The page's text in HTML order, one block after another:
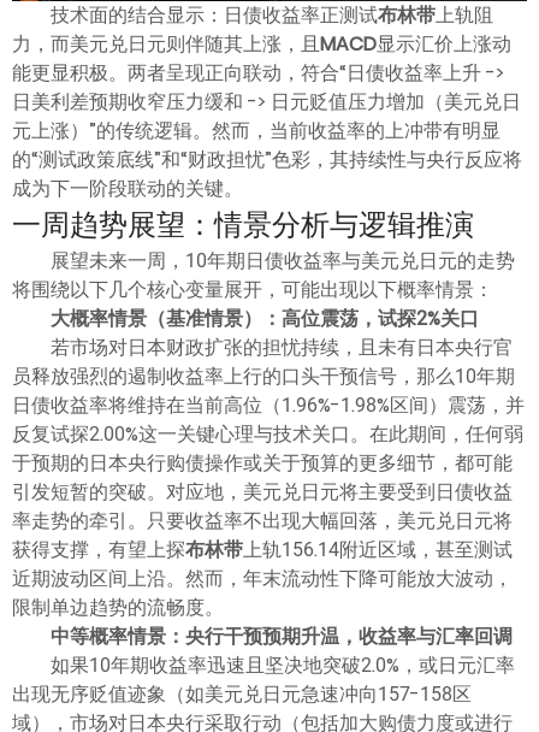
技术面的结合显示：日债收益率正测试布林带上轨阻
力，而美元兑日元则伴随其上涨，且MACD显示汇价上涨动
能更显积极。两者呈现正向联动，符合“日债收益率上升 ->
日美利差预期收窄压力缓和 -> 日元贬值压力增加（美元兑日
元上涨）”的传统逻辑。然而，当前收益率的上冲带有明显
的“测试政策底线”和“财政担忧”色彩，其持续性与央行反应将
成为下一阶段联动的关键。
一周趋势展望：情景分析与逻辑推演
展望未来一周，10年期日债收益率与美元兑日元的走势
将围绕以下几个核心变量展开，可能出现以下概率情景：
大概率情景（基准情景）：高位震荡，试探2%关口
若市场对日本财政扩张的担忧持续，且未有日本央行官
员释放强烈的遏制收益率上行的口头干预信号，那么10年期
日债收益率将维持在当前高位（1.96%-1.98%区间）震荡，并
反复试探2.00%这一关键心理与技术关口。在此期间，任何弱
于预期的日本央行购债操作或关于预算的更多细节，都可能
引发短暂的突破。对应地，美元兑日元将主要受到日债收益
率走势的牵引。只要收益率不出现大幅回落，美元兑日元将
获得支撑，有望上探布林带上轨156.14附近区域，甚至测试
近期波动区间上沿。然而，年末流动性下降可能放大波动，
限制单边趋势的流畅度。
中等概率情景：央行干预预期升温，收益率与汇率回调
如果10年期收益率迅速且坚决地突破2.0%，或日元汇率
出现无序贬值迹象（如美元兑日元急速冲向157-158区
域），市场对日本央行采取行动（包括加大购债力度或进行